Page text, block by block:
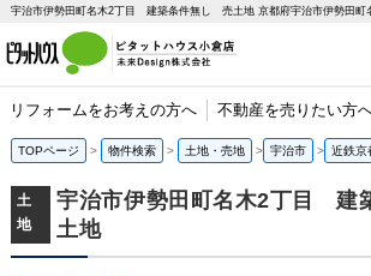
リフォームをお考えの方へ 不動産を売りたい方
TOPページ 物件検索 土地・売地 宇治市 近鉄京
土
地
宇治市伊勢田町名木2丁目
土地